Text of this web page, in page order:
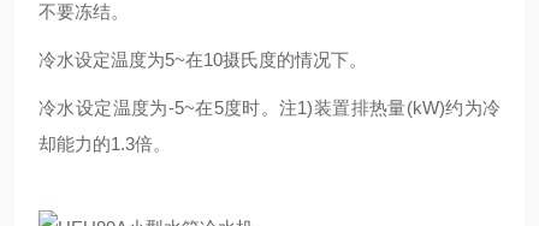
不要冻结。
冷水设定温度为5~在10摄氏度的情况下。
冷水设定温度为-5~在5度时。注1)装置排热量(kW)约为冷
却能力的1.3倍。